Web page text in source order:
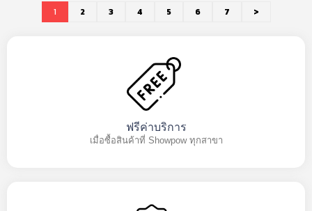
1 2 3 4 5 6 7 >
ฟรีค่าบริการ
เมื่อซื้อสินค้าที่ Showpow ทุกสาขา